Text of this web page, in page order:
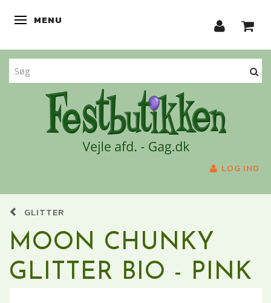
SKIFTE NAVIGATION
MENU
LOG IND
GLITTER
MOON CHUNKY
GLITTER BIO - PINK